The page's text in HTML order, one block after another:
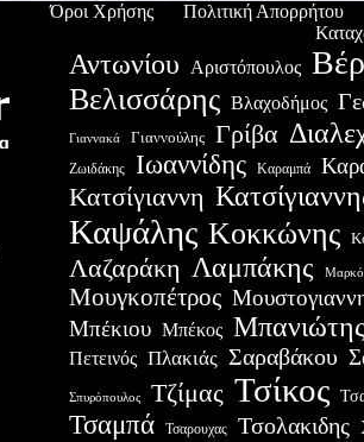
Όροι Χρήσης Πολιτική Απορρήτου
Αντωνίου Αριστόπουλος
Βελισσάρης Βλαχοδήμος
Γιαννακά Γιαννούλης Γρίβα
Ζωιδάκης Ιωαννίδης Καραμπά
Κατσίγιαννη
Καψάλης Κοκκώνης
Λαζαράκη Λαμπάκης
Μουγκοπέτρος
Μπέκιου Μπέκος Μπανιώτης
Πετεινός Πλακιάς Σαραβάκου
Σπυρόπουλος Τζίμας Τσίκος
Τσαμπά Τσαρουχας Τσολακιδης